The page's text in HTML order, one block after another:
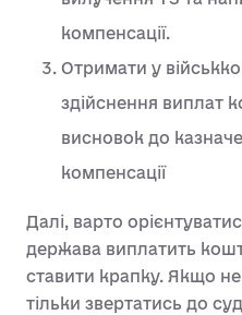
компенсації.
Отримати у
здійснення виплат
висновок до
компенсації
Далі, варто
держава виплатить
ставити крапку. Якщо
тільки звертатись до